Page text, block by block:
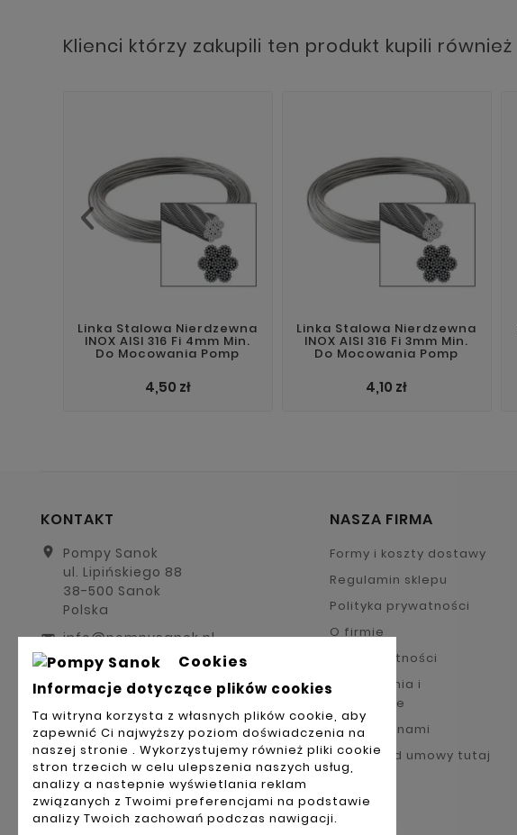
Klienci którzy zakupili ten produkt kupili również
Linka Stalowa Nierdzewna
INOX AISI 316 Fi 4mm Min.
Do Mocowania Pomp
4,50 zł
Linka Stalowa Nierdzewna
INOX AISI 316 Fi 3mm Min.
Do Mocowania Pomp
4,10 zł
KONTAKT
location_on
Pompy Sanok
ul. Lipińskiego 88
38-500 Sanok
Polska
email info@pompysanok.pl
call telefon: (13) 49 40 600
NASZA FIRMA
Formy i koszty dostawy
Regulamin sklepu
Polityka prywatności
O firmie
Formy płatności
Odstąpienia i
reklamacje
Kontakt z nami
Odstąp od umowy tutaj
Cookies
Informacje dotyczące plików cookies
Ta witryna korzysta z własnych plików cookie, aby
zapewnić Ci najwyższy poziom doświadczenia na
naszej stronie . Wykorzystujemy również pliki cookie
stron trzecich w celu ulepszenia naszych usług,
analizy a nastepnie wyświetlania reklam
związanych z Twoimi preferencjami na podstawie
analizy Twoich zachowań podczas nawigacji.